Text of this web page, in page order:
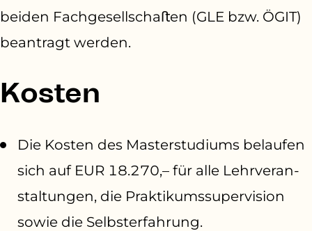
beiden Fachgesellschaﬅen (GLE bzw. ÖGIT)
beantragt werden.
Kosten
Die Kosten des Masterstudiums belaufen
sich auf EUR 18.270,– für alle Lehrveran­
staltungen, die Praktikumssupervision
sowie die Selbsterfahrung.